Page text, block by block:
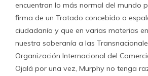
encuentran lo más normal del mundo
firma de un Tratado concebido a
ciudadanía y que en varias materias
nuestra soberanía a las
Organización Internacional del
Ojalá por una vez, Murphy no tenga